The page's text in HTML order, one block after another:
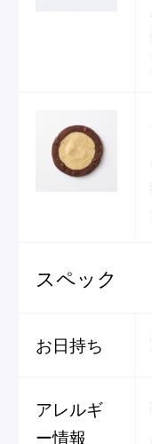
スペック
お日持ち
アレルギ
ー情報